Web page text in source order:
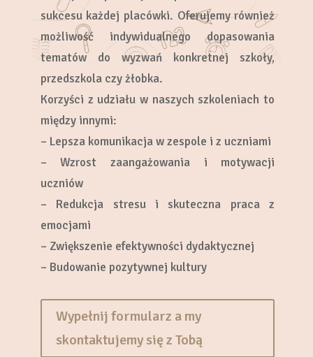
sukcesu każdej placówki. Oferujemy również
możliwość indywidualnego dopasowania
tematów do wyzwań konkretnej szkoły,
przedszkola czy żłobka.
Korzyści z udziału w naszych szkoleniach to
między innymi:
– Lepsza komunikacja w zespole i z uczniami
– Wzrost zaangażowania i motywacji
uczniów
– Redukcja stresu i skuteczna praca z
emocjami
– Zwiększenie efektywności dydaktycznej
– Budowanie pozytywnej kultury
Wypełnij formularz a my
skontaktujemy się z Tobą